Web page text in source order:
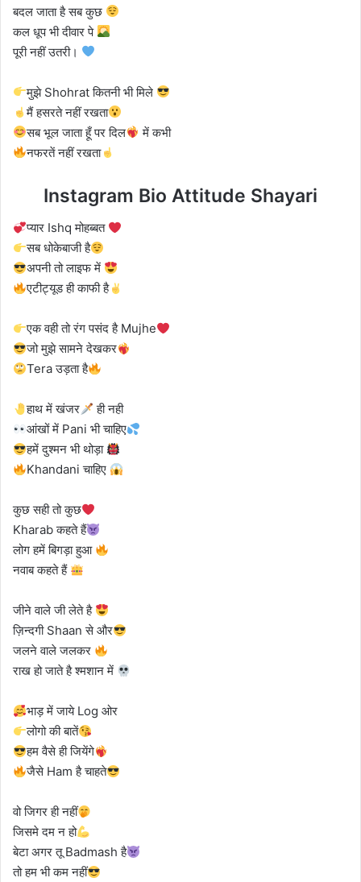
बदल जाता है सब कुछ
कल धूप भी दीवार पे
पूरी नहीं उतरी।
मुझे Shohrat कितनी भी मिले
मैं हसरते नहीं रखता
सब भूल जाता हूँ पर दिल
में कभी
नफरतें नहीं रखता
Instagram Bio Attitude Shayari
प्यार Ishq मोहब्बत
सब धोकेबाजी है
अपनी तो लाइफ में
एटीट्यूड ही काफी है
एक वही तो रंग पसंद है Mujhe
जो मुझे सामने देखकर
Tera उड़ता है
हाथ में खंजर
ही नही
आंखों में Pani भी चाहिए
हमें दुश्मन भी थोड़ा
Khandani चाहिए
कुछ सही तो कुछ
Kharab कहते हैं
लोग हमें बिगड़ा हुआ
नवाब कहते हैं
जीने वाले जी लेते है
ज़िन्दगी Shaan से और
जलने वाले जलकर
राख हो जाते है श्मशान में
भाड़ में जाये Log ओर
लोगो की बातें
हम वैसे ही जियेंगे
जैसे Ham है चाहते
वो जिगर ही नहीं
जिसमे दम न हो
बेटा अगर तू Badmash है
तो हम भी कम नहीं